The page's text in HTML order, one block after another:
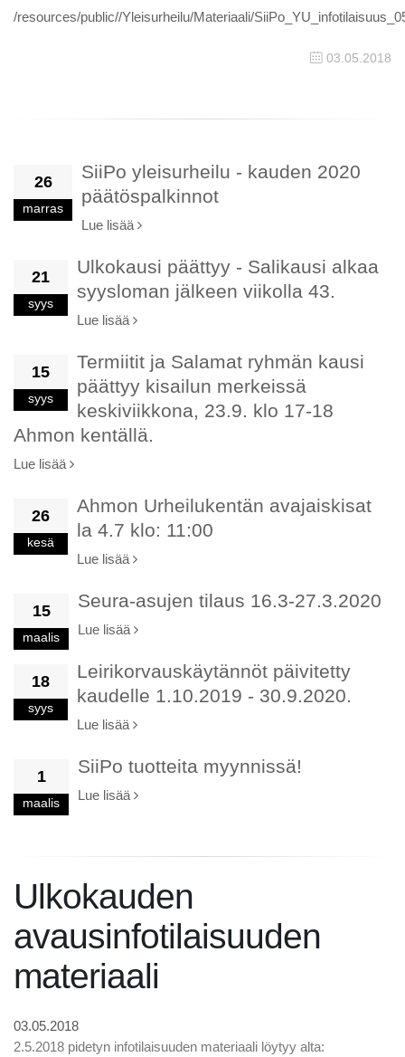
/resources/public//Yleisurheilu/Materiaali/
03.05.2018
26
marras
SiiPo yleisurheilu - kauden 2020
päätöspalkinnot
Lue lisää
21
syys
Ulkokausi päättyy - Salikausi alkaa
syysloman jälkeen viikolla 43.
Lue lisää
15
syys
Termiitit ja Salamat ryhmän kausi
päättyy kisailun merkeissä
keskiviikkona, 23.9. klo 17-18
Ahmon kentällä.
Lue lisää
26
kesä
Ahmon Urheilukentän avajaiskisat
la 4.7 klo: 11:00
Lue lisää
15
maalis
Seura-asujen tilaus 16.3-27.3.2020
Lue lisää
18
syys
Leirikorvauskäytännöt päivitetty
kaudelle 1.10.2019 - 30.9.2020.
Lue lisää
1
maalis
SiiPo tuotteita myynnissä!
Lue lisää
Ulkokauden
avausinfotilaisuuden
materiaali
03.05.2018
2.5.2018 pidetyn infotilaisuuden materiaali löytyy alta: